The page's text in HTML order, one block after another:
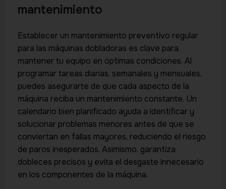
mantenimiento
Establecer un mantenimiento preventivo regular
para las máquinas dobladoras es clave para
mantener tu equipo en óptimas condiciones. Al
programar tareas diarias, semanales y mensuales,
puedes asegurarte de que cada aspecto de la
máquina reciba un mantenimiento constante. Un
calendario bien planificado ayuda a identificar y
solucionar problemas menores antes de que se
conviertan en fallas mayores, reduciendo el riesgo
de paros inesperados. Asimismo, garantiza
dobleces precisos y evita el desgaste innecesario
en los componentes de la máquina.